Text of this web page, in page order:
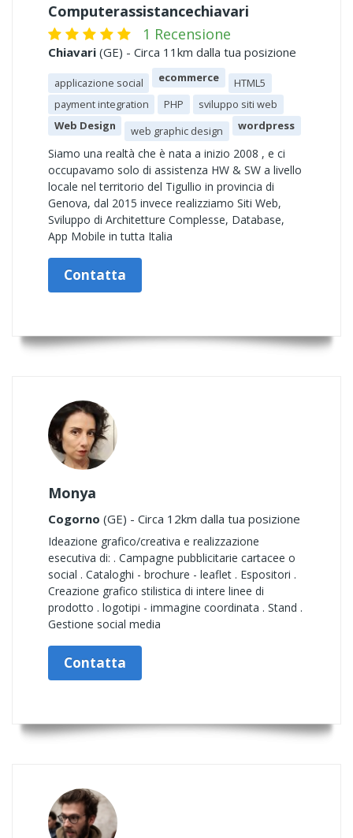
Computerassistancechiavari
1 Recensione
Chiavari (GE) - Circa 11km dalla tua posizione
applicazione social ecommerce
HTML5
payment integration
PHP
sviluppo siti web
Web Design
web graphic design wordpress
Siamo una realtà che è nata a inizio 2008 , e ci
occupavamo solo di assistenza HW & SW a livello
locale nel territorio del Tigullio in provincia di
Genova, dal 2015 invece realizziamo Siti Web,
Sviluppo di Architetture Complesse, Database,
App Mobile in tutta Italia
Contatta
Monya
Cogorno (GE) - Circa 12km dalla tua posizione
Ideazione grafico/creativa e realizzazione
esecutiva di: . Campagne pubblicitarie cartacee o
social . Cataloghi - brochure - leaflet . Espositori .
Creazione grafico stilistica di intere linee di
prodotto . logotipi - immagine coordinata . Stand .
Gestione social media
Contatta